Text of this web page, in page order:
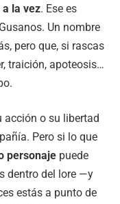
la vez. Ese es
Un nombre
pero que, si rascas
traición, apoteosis…
acción o su libertad
Pero si lo que
personaje puede
dentro del lore —y
estás a punto de